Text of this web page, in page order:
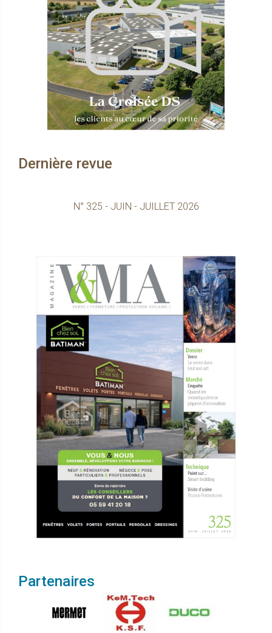
Dernière revue
N° 325 - JUIN - JUILLET 2026
Partenaires